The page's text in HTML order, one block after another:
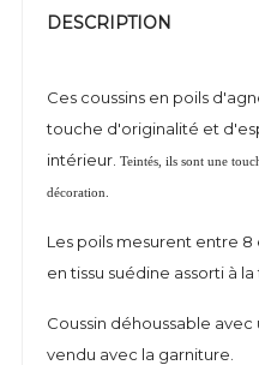
DESCRIPTION
Ces coussins en poils
touche d'originalité et
intérieur. Teintés, ils sont une
décoration.
Les poils mesurent entre
en tissu suédine assorti à
Coussin déhoussable
vendu avec la garniture.